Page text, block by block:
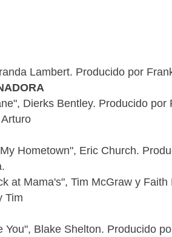
Lambert. Producido por
Dierks Bentley. Producido por
Hometown", Eric Church.
at Mama's", Tim McGraw y
Tim
You", Blake Shelton. Producido